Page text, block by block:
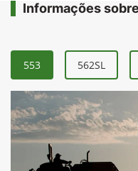
Informações
553 562SL